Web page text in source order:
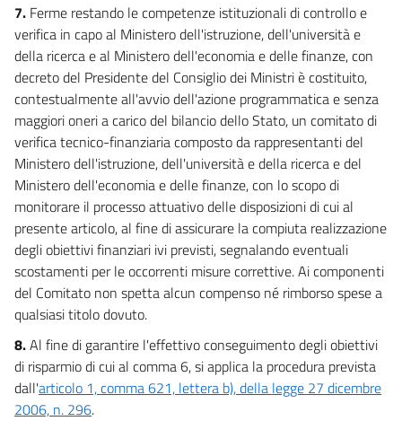
Allegato A(parte 1)
Allegato A(parte 2)
Allegato A(parte 3)
Allegato A(parte 4)
Allegato A(parte 5)
Allegato A(parte 6)
Allegato A(parte 7)
Allegato A(parte 8)
Allegato A(parte 9)
Allegato A(parte 10)
Allegato A(parte 11)
Allegato B
Allegato B
7. Ferme restando le competenze istituzionali di controllo e
verifica in capo al Ministero dell'istruzione, dell'università e
della ricerca e al Ministero dell'economia e delle finanze, con
decreto del Presidente del Consiglio dei Ministri è costituito,
contestualmente all'avvio dell'azione programmatica e senza
maggiori oneri a carico del bilancio dello Stato, un comitato di
verifica tecnico-finanziaria composto da rappresentanti del
Ministero dell'istruzione, dell'università e della ricerca e del
Ministero dell'economia e delle finanze, con lo scopo di
monitorare il processo attuativo delle disposizioni di cui al
presente articolo, al fine di assicurare la compiuta realizzazione
degli obiettivi finanziari ivi previsti, segnalando eventuali
scostamenti per le occorrenti misure correttive. Ai componenti
del Comitato non spetta alcun compenso né rimborso spese a
qualsiasi titolo dovuto.
8.Al fine di garantire l'effettivo conseguimento degli obiettivi
di risparmio di cui al comma 6, si applica la procedura prevista
dall'articolo 1, comma 621, lettera b), della legge 27 dicembre
2006, n. 296.